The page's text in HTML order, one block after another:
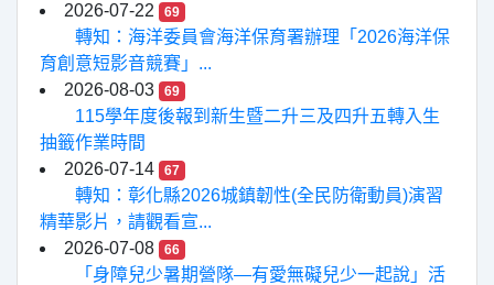
2026-07-22
69
轉知：海洋委員會海洋保育署辦理「2026海洋保
育創意短影音競賽」...
2026-08-03
69
115學年度後報到新生暨二升三及四升五轉入生
抽籤作業時間
2026-07-14
67
轉知：彰化縣2026城鎮韌性(全民防衛動員)演習
精華影片，請觀看宣...
2026-07-08
66
「身障兒少暑期營隊—有愛無礙兒少一起說」活